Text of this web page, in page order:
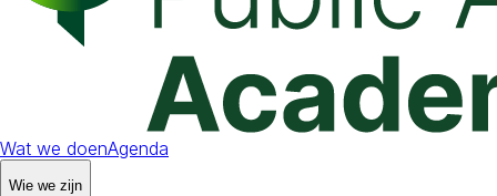
Wat we doenAgenda
Wie we zijn